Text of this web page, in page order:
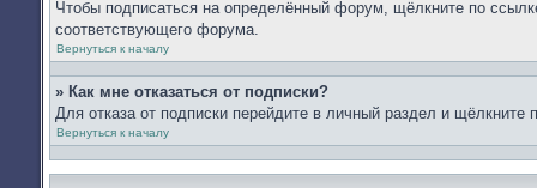
Чтобы подписаться на определённый форум, щёлкните по
соответствующего форума.
Вернуться к началу
» Как мне отказаться от подписки?
Для отказа от подписки перейдите в личный раздел и щёлкните
Вернуться к началу